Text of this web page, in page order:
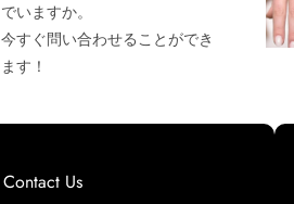
でいますか。
今すぐ問い合わせることができ
ます！
Contact Us